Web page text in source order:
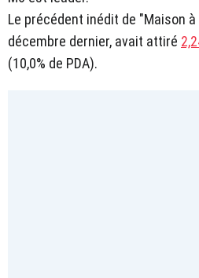
Le précédent inédit de "Maison
décembre dernier, avait attiré
(10,0% de PDA).